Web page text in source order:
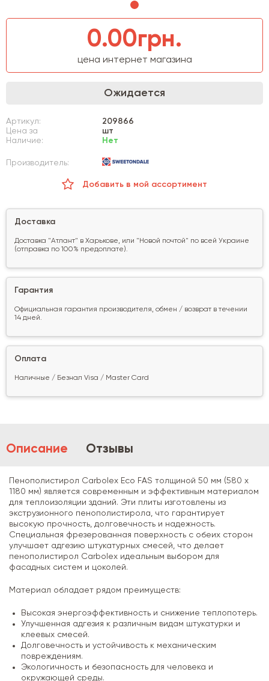
0.00грн.
цена интернет магазина
Ожидается
Артикул:
209866
Цена за
шт
Наличие:
Нет
Производитель:
Добавить в мой ассортимент
Доставка
Доставка "Атлант" в Харькове, или "Новой почтой" по всей Украине
(отправка по 100% предоплате).
Гарантия
Официальная гарантия производителя, обмен / возврат в течении
14 дней.
Оплата
Наличные / Безнал Visa / Master Card
Описание Отзывы
Пенополистирол Carbolex Eco FAS толщиной 50 мм (580 х
1180 мм) является современным и эффективным материалом
для теплоизоляции зданий. Эти плиты изготовлены из
экструзионного пенополистирола, что гарантирует
высокую прочность, долговечность и надежность.
Специальная фрезерованная поверхность с обеих сторон
улучшает адгезию штукатурных смесей, что делает
пенополистирол Carbolex идеальным выбором для
фасадных систем и цоколей.
Материал обладает рядом преимуществ:
Высокая энергоэффективность и снижение теплопотерь.
Улучшенная адгезия к различным видам штукатурки и
клеевых смесей.
Долговечность и устойчивость к механическим
повреждениям.
Экологичность и безопасность для человека и
окружающей среды.